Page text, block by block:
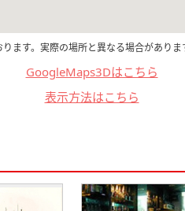
す。実際の場所と異なる場合がありま
GoogleMaps3Dはこちら
表示方法はこちら